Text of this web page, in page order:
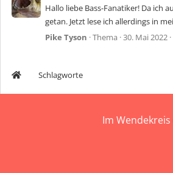
Hallo liebe Bass-Fanatiker! Da ich
getan. Jetzt lese ich allerdings in
Pike Tyson Thema 30. Mai 2022
Schlagworte
Im